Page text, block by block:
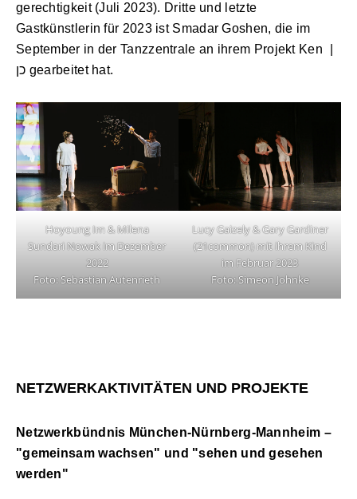
gerechtigkeit (Juli 2023). Dritte und letzte
Gastkünstlerin für 2023 ist Smadar Goshen, die im
September in der Tanzzentrale an ihrem Projekt Ken |
כן gearbeitet hat.
Hoyoung Im & Milena
Sundari Nowak im Dezember
2022
Foto: Sebastian Autenrieth
Lucy Gaizely & Gary Gardiner
(21common) mit ihrem Kind
im Februar 2023
Foto: Simeon Johnke
NETZWERKAKTIVITÄTEN UND PROJEKTE
Netzwerkbündnis München-Nürnberg-Mannheim –
"gemeinsam wachsen" und "sehen und gesehen
werden"